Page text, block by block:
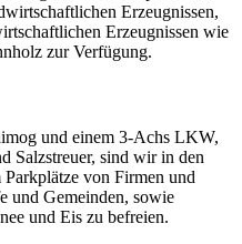
Erzeugnissen,
Erzeugnissen wie
zur Verfügung.
und einem 3-Achs LKW,
Salzstreuer, sind wir in den
von Firmen und
und Gemeinden, sowie
und Eis zu befreien.